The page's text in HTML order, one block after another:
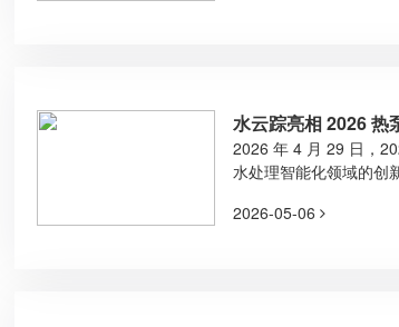
水云踪亮相 2026 热
产业高效升级
2026 年 4 月 29 日，
水处理智能化领域的创
2026-05-06